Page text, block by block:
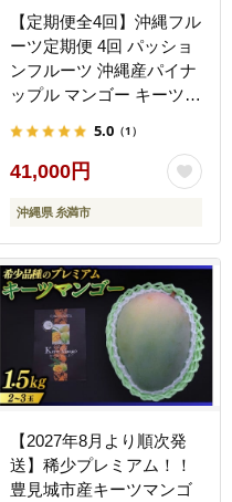
【定期便全4回】沖縄フル
ーツ定期便 4回 パッショ
ンフルーツ 沖縄産パイナ
ップル マンゴー キーツマ
5.0 （1）
41,000円
沖縄県 糸満市
【2027年8月より順次発
送】稀少プレミアム！！
豊見城市産キーツマンゴ